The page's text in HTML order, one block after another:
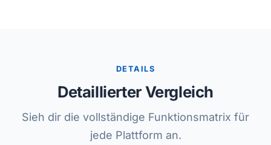
DETAILS
Detaillierter Vergleich
Sieh dir die vollständige Funktionsmatrix für
jede Plattform an.